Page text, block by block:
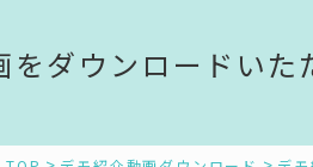
をダウンロードい